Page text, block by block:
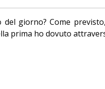
del giorno? Come
prima ho dovuto